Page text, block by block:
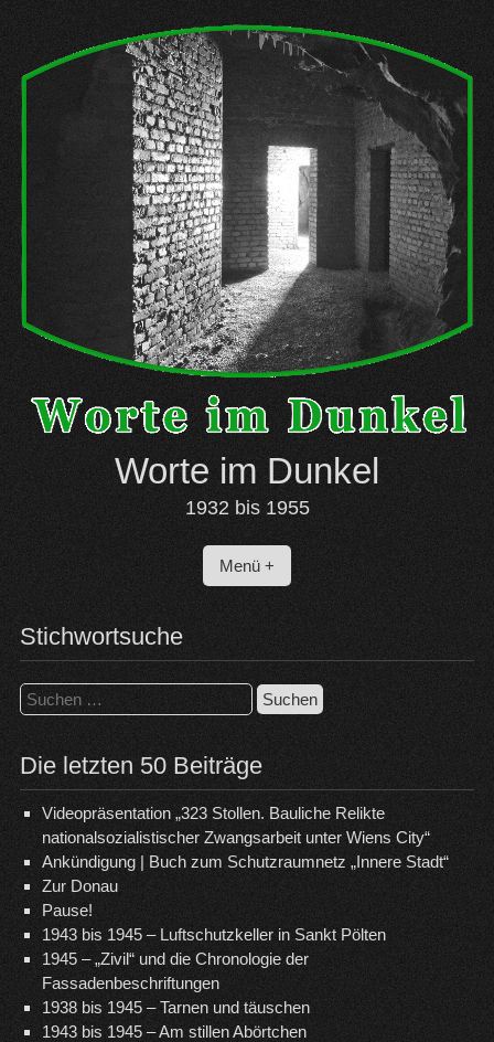
content
Worte im Dunkel
1932 bis 1955
Menü +
Stichwortsuche
Suchen
nach:
Die letzten 50 Beiträge
Videopräsentation „323 Stollen. Bauliche Relikte
nationalsozialistischer Zwangsarbeit unter Wiens City“
Ankündigung | Buch zum Schutzraumnetz „Innere Stadt“
Zur Donau
Pause!
1943 bis 1945 – Luftschutzkeller in Sankt Pölten
1945 – „Zivil“ und die Chronologie der
Fassadenbeschriftungen
1938 bis 1945 – Tarnen und täuschen
1943 bis 1945 – Am stillen Abörtchen